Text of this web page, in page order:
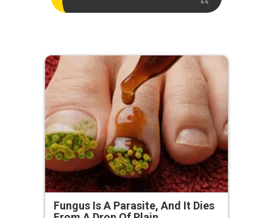
Fungus Is A Parasite, And It Dies